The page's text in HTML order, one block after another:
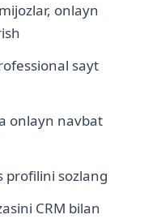
onlayn
sayt
onlayn navbat
profilini sozlang
CRM bilan